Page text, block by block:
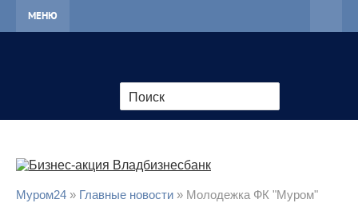
МЕНЮ
Муром24 » Главные новости » Молодежка ФК "Муром"